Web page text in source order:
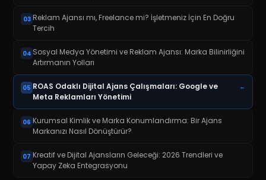
03 Reklam Ajansı mı, Freelance mi? İşletmeniz İçin En Doğru
Tercih
04 Sosyal Medya Yönetimi ve Reklam Ajansı: Marka Bilinirliğini
Artırmanın Yolları
05 ROAS Odaklı Dijital Ajans Çalışmaları: Google ve
Meta Reklamları Yönetimi
←
06 Kurumsal Kimlik ve Marka Konumlandırma: Bir Ajans
Markanızı Nasıl Dönüştürür?
07 Kreatif ve Dijital Ajansların Geleceği: 2026 Trendleri ve
Yapay Zeka Entegrasyonu